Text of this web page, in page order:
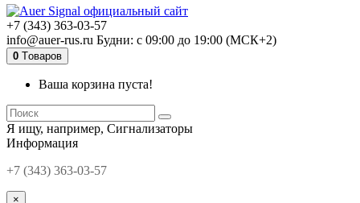
+7 (343) 363-03-57
info@auer-rus.ru Будни: с 09:00 до 19:00 (МСК+2)
0 Tоваров
Ваша корзина пуста!
Я ищу, например, Сигнализаторы
Информация
+7 (343) 363-03-57
×